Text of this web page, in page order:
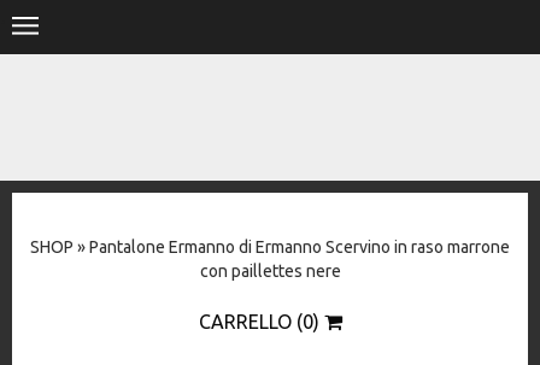
STORE
DESIGNERS
CONTACT
SHOP »Pantalone Ermanno di Ermanno Scervino in raso marrone
con paillettes nere
CARRELLO (0)